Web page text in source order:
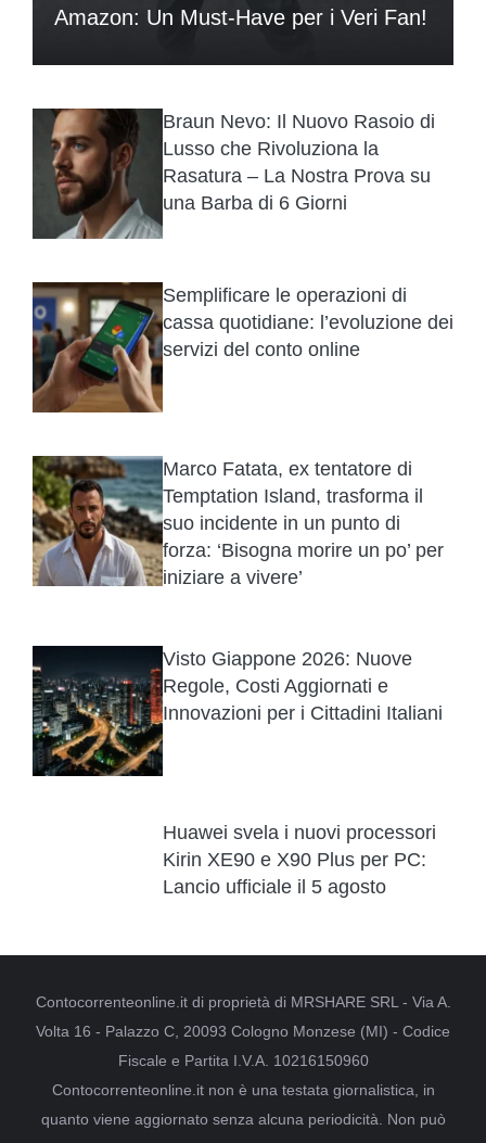
Amazon: Un Must-Have per i Veri Fan!
Braun Nevo: Il Nuovo Rasoio di
Lusso che Rivoluziona la
Rasatura – La Nostra Prova su
una Barba di 6 Giorni
Semplificare le operazioni di
cassa quotidiane: l’evoluzione dei
servizi del conto online
Marco Fatata, ex tentatore di
Temptation Island, trasforma il
suo incidente in un punto di
forza: ‘Bisogna morire un po’ per
iniziare a vivere’
Visto Giappone 2026: Nuove
Regole, Costi Aggiornati e
Innovazioni per i Cittadini Italiani
Huawei svela i nuovi processori
Kirin XE90 e X90 Plus per PC:
Lancio ufficiale il 5 agosto
Contocorrenteonline.it di proprietà di MRSHARE SRL - Via A.
Volta 16 - Palazzo C, 20093 Cologno Monzese (MI) - Codice
Fiscale e Partita I.V.A. 10216150960
Contocorrenteonline.it non è una testata giornalistica, in
quanto viene aggiornato senza alcuna periodicità. Non può